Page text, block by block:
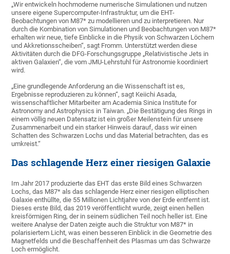
„Wir entwickeln hochmoderne numerische Simulationen und nutzen
unsere eigene Supercomputer-Infrastruktur, um die EHT-
Beobachtungen von M87* zu modellieren und zu interpretieren. Nur
durch die Kombination von Simulationen und Beobachtungen von M87*
erhalten wir neue, tiefe Einblicke in die Physik von Schwarzen Löchern
und Akkretionsscheiben“, sagt Fromm. Unterstützt werden diese
Aktivitäten durch die DFG-Forschungsgruppe „Relativistische Jets in
aktiven Galaxien“, die vom JMU-Lehrstuhl für Astronomie koordiniert
wird.
„Eine grundlegende Anforderung an die Wissenschaft ist es,
Ergebnisse reproduzieren zu können“, sagt Keiichi Asada,
wissenschaftlicher Mitarbeiter am Academia Sinica Institute for
Astronomy and Astrophysics in Taiwan. „Die Bestätigung des Rings in
einem völlig neuen Datensatz ist ein großer Meilenstein für unsere
Zusammenarbeit und ein starker Hinweis darauf, dass wir einen
Schatten des Schwarzen Lochs und das Material betrachten, das es
umkreist.“
Das schlagende Herz einer riesigen Galaxie
Im Jahr 2017 produzierte das EHT das erste Bild eines Schwarzen
Lochs, das M87* als das schlagende Herz einer riesigen elliptischen
Galaxie enthüllte, die 55 Millionen Lichtjahre von der Erde entfernt ist.
Dieses erste Bild, das 2019 veröffentlicht wurde, zeigt einen hellen
kreisförmigen Ring, der in seinem südlichen Teil noch heller ist. Eine
weitere Analyse der Daten zeigte auch die Struktur von M87* in
polarisiertem Licht, was einen besseren Einblick in die Geometrie des
Magnetfelds und die Beschaffenheit des Plasmas um das Schwarze
Loch ermöglicht.